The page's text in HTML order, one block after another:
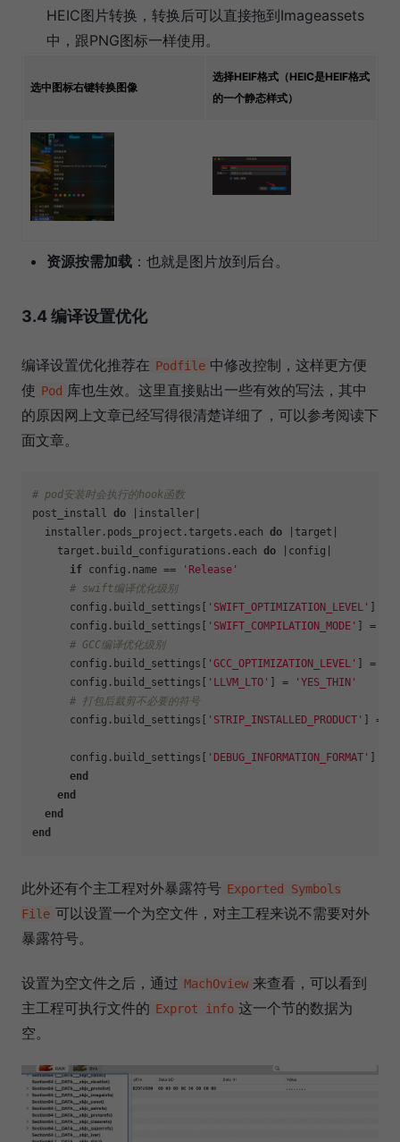
HEIC图片转换，转换后可以直接拖到Imageassets
中，跟PNG图标一样使用。
选中图标右键转换图像
选择HEIF格式（HEIC是HEIF格式
的一个静态样式）
资源按需加载 ：也就是图片放到后台。
3.4 编译设置优化
编译设置优化推荐在 Podfile 中修改控制，这样更方便
使 Pod 库也生效。这里直接贴出一些有效的写法，其中
的原因网上文章已经写得很清楚详细了，可以参考阅读下
面文章。
# pod安装时会执行的hook函数
post_install do installer
  installer.pods_project.targets.each
do target
    target.build_configurations.each
do config
if config.name ==
'Release'
# swift编译优化级别
      config.build_settings[
'SWIFT_OPTIMIZATION_LEVEL' ] =
      config.build_settings[
'SWIFT_COMPILATION_MODE' ] =
# GCC编译优化级别
config.build_settings[ 'GCC_OPTIMIZATION_LEVEL' ] =
      config.build_settings[
'LLVM_LTO' ] =
'YES_THIN'
# 打包后裁剪不必要的符号
config.build_settings[ 'STRIP_INSTALLED_PRODUCT' ] =
      config.build_settings[
'DEBUG_INFORMATION_FORMAT' ] =
end
end
end
end
此外还有个主工程对外暴露符号 Exported Symbols
File 可以设置一个为空文件，对主工程来说不需要对外
暴露符号。
设置为空文件之后，通过 MachOview 来查看，可以看到
主工程可执行文件的 Exprot info 这一个节的数据为
空。